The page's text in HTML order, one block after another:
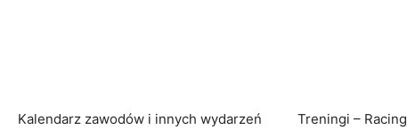
Kalendarz zawodów i innych wydarzeń Treningi – Racing